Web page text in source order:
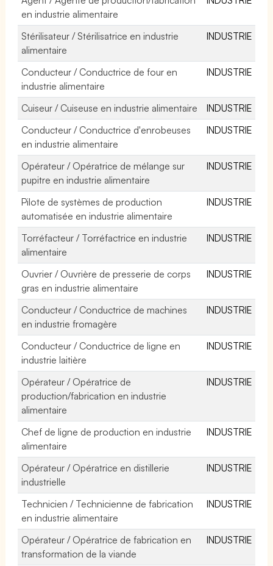
en industrie alimentaire
Stérilisateur / Stérilisatrice en industrie
alimentaire
INDUSTRIE
Conducteur / Conductrice de four en
industrie alimentaire
INDUSTRIE
Cuiseur / Cuiseuse en industrie alimentaire
INDUSTRIE
Conducteur / Conductrice d'enrobeuses
en industrie alimentaire
INDUSTRIE
Opérateur / Opératrice de mélange sur
pupitre en industrie alimentaire
INDUSTRIE
Pilote de systèmes de production
automatisée en industrie alimentaire
INDUSTRIE
Torréfacteur / Torréfactrice en industrie
alimentaire
INDUSTRIE
Ouvrier / Ouvrière de presserie de corps
gras en industrie alimentaire
INDUSTRIE
Conducteur / Conductrice de machines
en industrie fromagère
INDUSTRIE
Conducteur / Conductrice de ligne en
industrie laitière
INDUSTRIE
Opérateur / Opératrice de
production/fabrication en industrie
alimentaire
INDUSTRIE
Chef de ligne de production en industrie
alimentaire
INDUSTRIE
Opérateur / Opératrice en distillerie
industrielle
INDUSTRIE
Technicien / Technicienne de fabrication
en industrie alimentaire
INDUSTRIE
Opérateur / Opératrice de fabrication en
transformation de la viande
INDUSTRIE